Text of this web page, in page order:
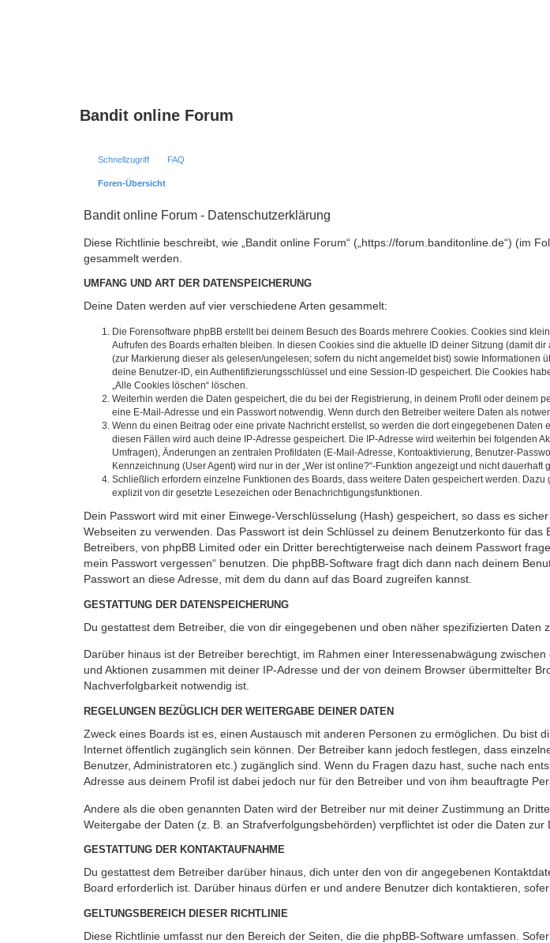
Bandit online Forum
Schnellzugriff FAQ
Foren-Übersicht
Bandit online Forum - Datenschutzerklärung
Diese Richtlinie beschreibt, wie „Bandit online Forum“ („https://forum.banditonline.de“) (im
gesammelt werden.
UMFANG UND ART DER DATENSPEICHERUNG
Deine Daten werden auf vier verschiedene Arten gesammelt:
Die Forensoftware phpBB erstellt bei deinem Besuch des Boards mehrere Cookies. Cookies sind
Aufrufen des Boards erhalten bleiben. In diesen Cookies sind die aktuelle ID deiner Sitzung (damit
(zur Markierung dieser als gelesen/ungelesen; sofern du nicht angemeldet bist) sowie
deine Benutzer-ID, ein Authentifizierungsschlüssel und eine Session-ID gespeichert. Die Cookies
„Alle Cookies löschen“ löschen.
Weiterhin werden die Daten gespeichert, die du bei der Registrierung, in deinem Profil oder deinem
eine E-Mail-Adresse und ein Passwort notwendig. Wenn durch den Betreiber weitere Daten als
Wenn du einen Beitrag oder eine private Nachricht erstellst, so werden die dort eingegebenen
diesen Fällen wird auch deine IP-Adresse gespeichert. Die IP-Adresse wird weiterhin bei folgenden
Umfragen), Änderungen an zentralen Profildaten (E-Mail-Adresse, Kontoaktivierung, Benutzer-
Kennzeichnung (User Agent) wird nur in der „Wer ist online?“-Funktion angezeigt und nicht dauerhaft
Schließlich erfordern einzelne Funktionen des Boards, dass weitere Daten gespeichert werden.
explizit von dir gesetzte Lesezeichen oder Benachrichtigungsfunktionen.
Dein Passwort wird mit einer Einwege-Verschlüsselung (Hash) gespeichert, so dass es
Webseiten zu verwenden. Das Passwort ist dein Schlüssel zu deinem Benutzerkonto für
Betreibers, von phpBB Limited oder ein Dritter berechtigterweise nach deinem Passwort
mein Passwort vergessen“ benutzen. Die phpBB-Software fragt dich dann nach deinem
Passwort an diese Adresse, mit dem du dann auf das Board zugreifen kannst.
GESTATTUNG DER DATENSPEICHERUNG
Du gestattest dem Betreiber, die von dir eingegebenen und oben näher spezifizierten Daten
Darüber hinaus ist der Betreiber berechtigt, im Rahmen einer Interessenabwägung
und Aktionen zusammen mit deiner IP-Adresse und der von deinem Browser übermittelter
Nachverfolgbarkeit notwendig ist.
REGELUNGEN BEZÜGLICH DER WEITERGABE DEINER DATEN
Zweck eines Boards ist es, einen Austausch mit anderen Personen zu ermöglichen. Du
Internet öffentlich zugänglich sein können. Der Betreiber kann jedoch festlegen, dass
Benutzer, Administratoren etc.) zugänglich sind. Wenn du Fragen dazu hast, suche nach
Adresse aus deinem Profil ist dabei jedoch nur für den Betreiber und von ihm beauftragte
Andere als die oben genannten Daten wird der Betreiber nur mit deiner Zustimmung an
Weitergabe der Daten (z. B. an Strafverfolgungsbehörden) verpflichtet ist oder die Daten
GESTATTUNG DER KONTAKTAUFNAHME
Du gestattest dem Betreiber darüber hinaus, dich unter den von dir angegebenen
Board erforderlich ist. Darüber hinaus dürfen er und andere Benutzer dich kontaktieren,
GELTUNGSBEREICH DIESER RICHTLINIE
Diese Richtlinie umfasst nur den Bereich der Seiten, die die phpBB-Software umfassen.